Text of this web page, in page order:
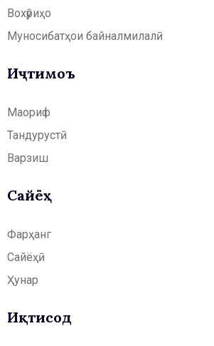
Вохӯриҳо
Муносибатҳои байналмилалӣ
Иҷтимоъ
Маориф
Тандурустӣ
Варзиш
Сайёҳӣ
Фарҳанг
Сайёҳӣ
Ҳунар
Иқтисод